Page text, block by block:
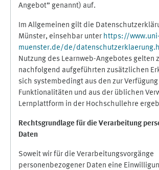
Angebot” genannt) auf.
Im Allgemeinen gilt die
Münster, einsehbar unter https://www.uni-
muenster.de/de/
Nutzung des Learnweb-Angebotes gelten
nachfolgend aufgeführten zusätzlichen
sich systembedingt aus den zur
Funktionalitäten und aus der üblichen
Lernplattform in der Hochschullehre
Rechtsgrundlage für die Verarbeitung
Daten
Soweit wir für die Verarbeitungsvorgänge
personenbezogener Daten eine